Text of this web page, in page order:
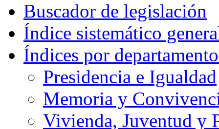
Buscador de legislación
Índice sistemático
Índices por
Presidencia e Igualdad
Memoria y
Vivienda, Juventud y